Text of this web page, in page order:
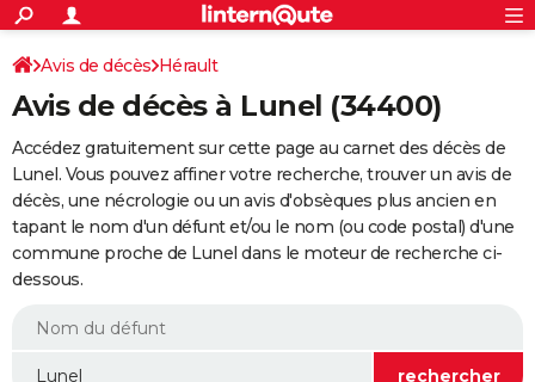
ACTUALITÉS
Politique
Société
Faits Divers
Education
Monde
Villes
+
SPORT
Coupe du monde 2026
Football
Tennis
Cyclisme
Rugby
Forum
Programme TV
TNT
Streaming
Cinéma
Sorties cinéma
Musique
+FINANCE
Retraite
Epargne
Immobilier
Risques naturels par ville
Assurance
AUTO
Essais
Réserver un essai
Citadines
Berlines
SUV
Forum auto
+
HIGH-TECH
BRICOLAGE
WEEK-END
Avis de décès Hérault
Avis de décès à Lunel (34400)
Accédez gratuitement sur cette page au carnet des décès de
Lunel. Vous pouvez affiner votre recherche, trouver un avis de
décès, une nécrologie ou un avis d'obsèques plus ancien en
tapant le nom d'un défunt et/ou le nom (ou code postal) d'une
commune proche de Lunel dans le moteur de recherche ci-
dessous.